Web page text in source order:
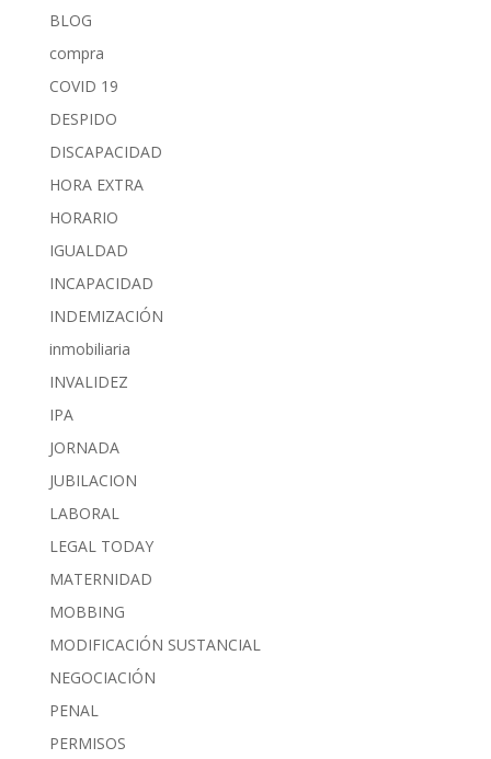
BLOG
compra
COVID 19
DESPIDO
DISCAPACIDAD
HORA EXTRA
HORARIO
IGUALDAD
INCAPACIDAD
INDEMIZACIÓN
inmobiliaria
INVALIDEZ
IPA
JORNADA
JUBILACION
LABORAL
LEGAL TODAY
MATERNIDAD
MOBBING
MODIFICACIÓN SUSTANCIAL
NEGOCIACIÓN
PENAL
PERMISOS